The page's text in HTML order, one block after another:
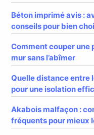
Béton imprimé avis :
conseils pour bien
Comment couper une
mur sans l’abîmer
Quelle distance entre
pour une isolation
Akabois malfaçon :
fréquents pour mieux